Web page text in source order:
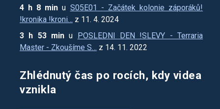
4 h 8 min u S05E01 - Začátek kolonie záporáků!
!kronika !kroni… z 11. 4. 2024
3 h 53 min u
POSLEDNI DEN !SLEVY - Terraria
Master - Zkoušíme S… z 14. 11. 2022
Zhlédnutý čas po rocích, kdy videa
vznikla